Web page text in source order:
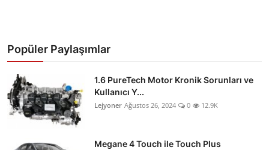
Popüler Paylaşımlar
1.6 PureTech Motor Kronik Sorunları ve
Kullanıcı Y...
Lejyoner Ağustos 26, 2024 0 12.9K
Megane 4 Touch ile Touch Plus